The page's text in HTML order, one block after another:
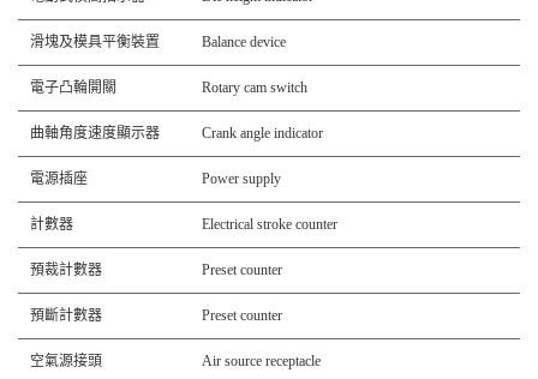
滑塊及模具平衡裝置 Balance device
電子凸輪開關 Rotary cam switch
曲軸角度速度顯示器 Crank angle indicator
電源插座 Power supply
計數器 Electrical stroke counter
預裁計數器 Preset counter
預斷計數器 Preset counter
空氣源接頭 Air source receptacle